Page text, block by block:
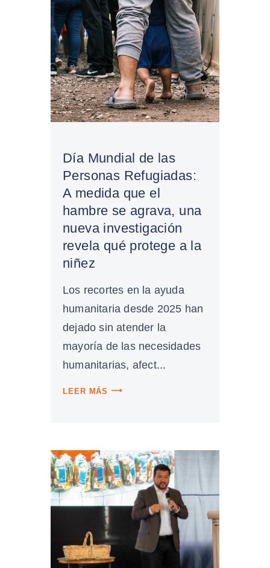
Día Mundial de las
Personas Refugiadas:
A medida que el
hambre se agrava, una
nueva investigación
revela qué protege a la
niñez
Los recortes en la ayuda
humanitaria desde 2025 han
dejado sin atender la
mayoría de las necesidades
humanitarias, afect...
LEER MÁS